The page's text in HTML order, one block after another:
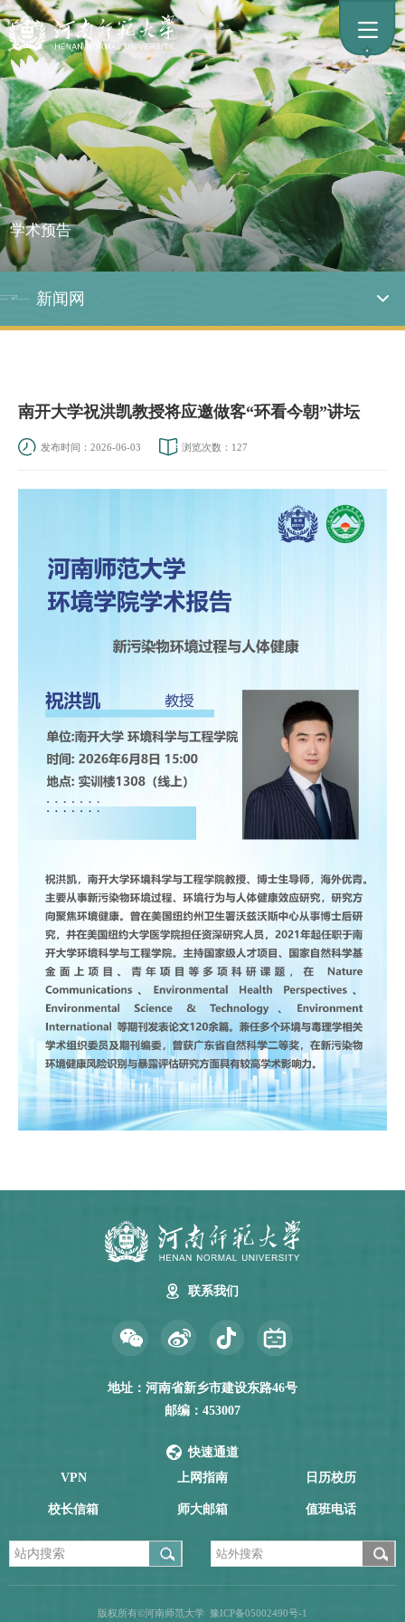
学术预告
新闻网
南开大学祝洪凯教授将应邀做客“环看今朝”讲坛
发布时间：2026-06-03 浏览次数： 127
联系我们
地址：河南省新乡市建设东路46号
邮编：453007
快速通道
VPN
上网指南 日历校历
校长信箱 师大邮箱 值班电话
版权所有©河南师范大学 豫ICP备05002490号-1